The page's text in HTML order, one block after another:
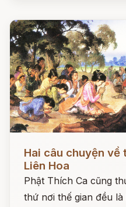
Hai câu chuyện về
Liên Hoa
Phật Thích Ca cũng
thứ nơi thế gian đều